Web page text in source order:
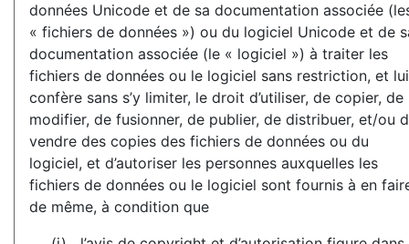
données Unicode et de sa documentation associée
« fichiers de données ») ou du logiciel Unicode et de
documentation associée (le « logiciel ») à traiter les
fichiers de données ou le logiciel sans restriction, et lui
confère sans s’y limiter, le droit d’utiliser, de copier, de
modifier, de fusionner, de publier, de distribuer, et/ou
vendre des copies des fichiers de données ou du
logiciel, et d’autoriser les personnes auxquelles les
fichiers de données ou le logiciel sont fournis à en
de même, à condition que